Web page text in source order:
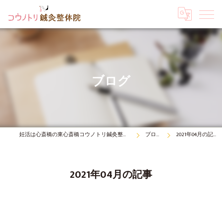
ブログ
妊活は心斎橋の東心斎橋コウノトリ鍼灸整体院 ブログ 2021年04月の記事
2021年04月の記事